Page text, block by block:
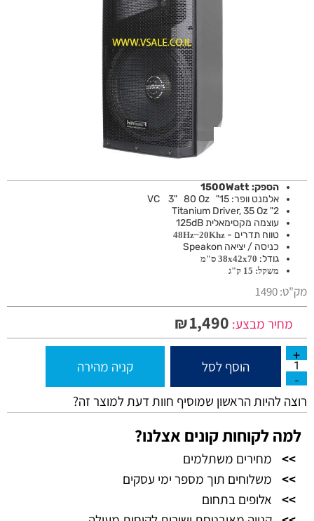
הספק: 1500Watt
אלמנט וופר: 15" VC 3" 80 Oz
2" Titanium Driver, 35 Oz
עוצמה מקסימאלית125dB
טווח תדרים - 48Hz~20Khz
כניסה / יציאה Speakon
גודל: 38х42х70 ס"מ
משקל: 15 ק"ג
מק"ט:1490
מחיר מבצע: ₪1,490
הוסף לסל קניה מהירה
רוצה להיות הראשון שמוסיף חוות דעת למוצר זה?
למה לקוחות קונים אצלנו?
>>
מחירים משתלמים
>>
משלוחים תוך מספר ימי עסקים
>>
אלופים בתחום